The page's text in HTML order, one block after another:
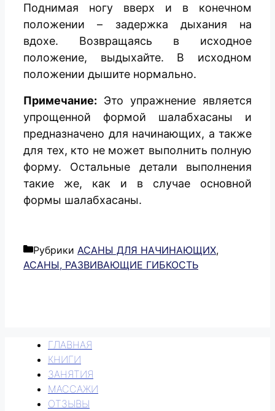
Поднимая ногу вверх и в конечном
положении – задержка дыхания на
вдохе. Возвращаясь в исходное
положение, выдыхайте. В исходном
положении дышите нормально.
Примечание: Это упражнение является
упрощенной формой шалабхасаны и
предназначено для начинающих, а также
для тех, кто не может выполнить полную
форму. Остальные детали выполнения
такие же, как и в случае основной
формы шалабхасаны.
Рубрики АСАНЫ ДЛЯ НАЧИНАЮЩИХ,
АСАНЫ, РАЗВИВАЮЩИЕ ГИБКОСТЬ
ГЛАВНАЯ
КНИГИ
ЗАНЯТИЯ
МАССАЖИ
ОТЗЫВЫ